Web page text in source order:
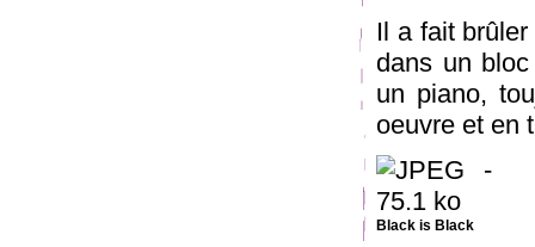
Il a fait brûler
dans un
un piano,
oeuvre et en
Black is Black